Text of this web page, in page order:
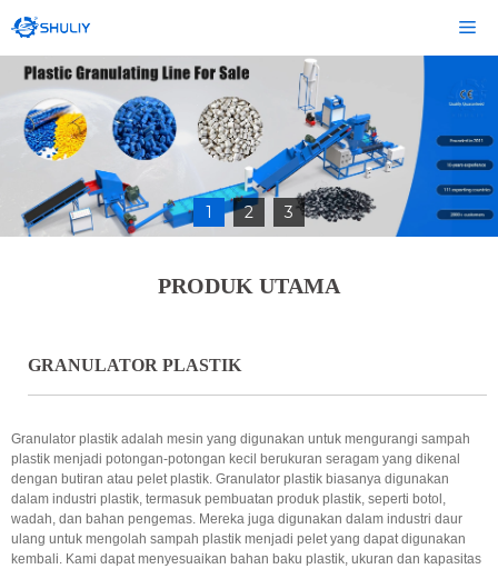
ke
1 2 3
PRODUK UTAMA
GRANULATOR PLASTIK
Granulator plastik adalah mesin yang digunakan untuk mengurangi sampah
plastik menjadi potongan-potongan kecil berukuran seragam yang dikenal
dengan butiran atau pelet plastik. Granulator plastik biasanya digunakan
dalam industri plastik, termasuk pembuatan produk plastik, seperti botol,
wadah, dan bahan pengemas. Mereka juga digunakan dalam industri daur
ulang untuk mengolah sampah plastik menjadi pelet yang dapat digunakan
kembali. Kami dapat menyesuaikan bahan baku plastik, ukuran dan kapasitas